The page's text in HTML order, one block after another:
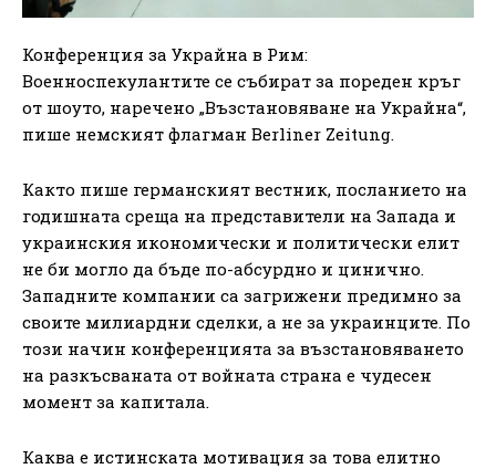
Конференция за Украйна в Рим:
Военноспекулантите се събират за пореден кръг
от шоуто, наречено „Възстановяване на Украйна“,
пише немският флагман Berliner Zeitung.
Както пише германският вестник, посланието на
годишната среща на представители на Запада и
украинския икономически и политически елит
не би могло да бъде по-абсурдно и цинично.
Западните компании са загрижени предимно за
своите милиардни сделки, а не за украинците. По
този начин конференцията за възстановяването
на разкъсваната от войната страна е чудесен
момент за капитала.
Каква е истинската мотивация за това елитно